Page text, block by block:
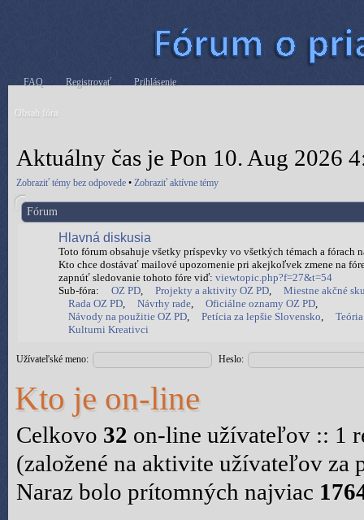
FAQ Registrovať Prihlásenie
Obsah fóra
Aktuálny čas je Pon 10. Aug 2026
Zobraziť témy bez odpovede • Zobraziť aktívne témy
Fórum
Hlavná diskusia
Toto fórum obsahuje všetky príspevky vo všetkých témach a fórach
Kto chce dostávať mailové upozornenie pri akejkoľvek zmene na
zapnúť sledovanie tohoto fóre viď: viewtopic.php?f=27&t=54
Sub-fóra:
OZ PD, Projekty a aktivity OZ PD,
Miestne akčné
Rada OZ PD, Návrhy rade, Oficiálne oznamy OZ PD,
Návody na použitie OZ PD, Petícia za lepšie Slovensko,
Kulturni Kreativci
Užívateľské meno: Heslo:
Kto je on-line
Celkovo 32 on-line užívateľov :: 1
(založené na aktivite užívateľov za
Naraz bolo prítomných najviac